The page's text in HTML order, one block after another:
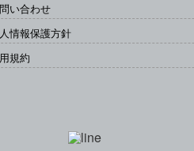
い合わせ
情報保護方針
規約